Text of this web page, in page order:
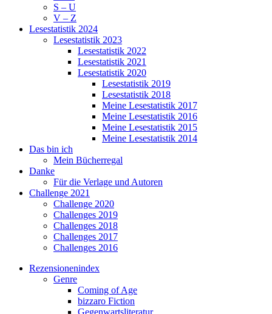
S – U
V – Z
Lesestatistik 2024
Lesestatistik 2023
Lesestatistik 2022
Lesestatistik 2021
Lesestatistik 2020
Lesestatistik 2019
Lesestatistik 2018
Meine Lesestatistik 2017
Meine Lesestatistik 2016
Meine Lesestatistik 2015
Meine Lesestatistik 2014
Das bin ich
Mein Bücherregal
Danke
Für die Verlage und Autoren
Challenge 2021
Challenge 2020
Challenges 2019
Challenges 2018
Challenges 2017
Challenges 2016
Rezensionenindex
Genre
Coming of Age
bizzaro Fiction
Gegenwartsliteratur